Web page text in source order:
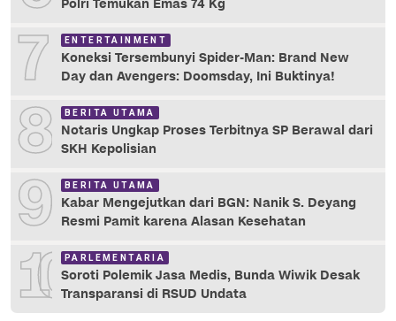
Polri Temukan Emas 74 Kg
7 ENTERTAINMENT
Koneksi Tersembunyi Spider-Man: Brand New
Day dan Avengers: Doomsday, Ini Buktinya!
8 BERITA UTAMA
Notaris Ungkap Proses Terbitnya SP Berawal dari
SKH Kepolisian
9 BERITA UTAMA
Kabar Mengejutkan dari BGN: Nanik S. Deyang
Resmi Pamit karena Alasan Kesehatan
10 PARLEMENTARIA
Soroti Polemik Jasa Medis, Bunda Wiwik Desak
Transparansi di RSUD Undata